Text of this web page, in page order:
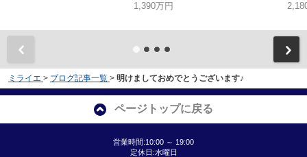
1,390万円
ミライエ > ブログ記事一覧 > 明けましておめでとうございます♪
ページトップに戻る
営業時間:10:00 ～ 19:00
定休日:水曜日